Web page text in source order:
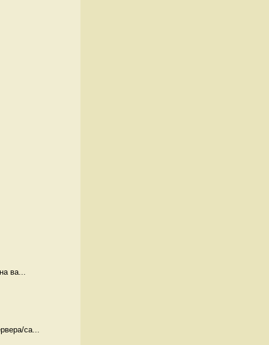
ва...
са...